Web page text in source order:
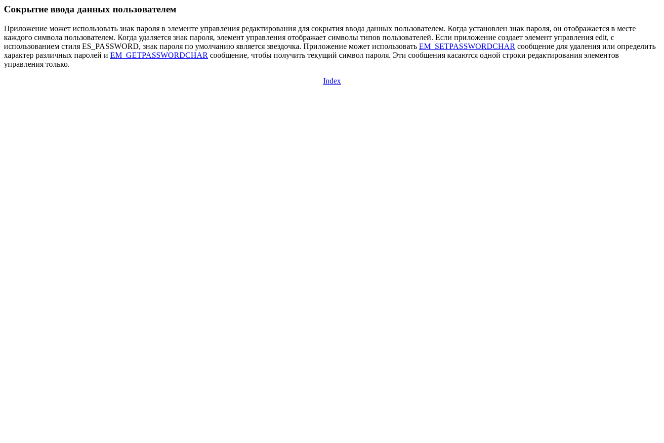
Сокрытие ввода данных пользователем
Приложение может использовать знак пароля в элементе управления редактирования для сокрытия ввода данных пользователем. Когда установлен знак пароля, он отображается в месте
каждого символа пользователем. Когда удаляется знак пароля, элемент управления отображает символы типов пользователей. Если приложение создает элемент управления edit, с
использованием стиля ES_PASSWORD, знак пароля по умолчанию является звездочка. Приложение может использовать EM_SETPASSWORDCHAR сообщение для удаления или определить
характер различных паролей и EM_GETPASSWORDCHAR сообщение, чтобы получить текущий символ пароля. Эти сообщения касаются одной строки редактирования элементов
управления только.
Index